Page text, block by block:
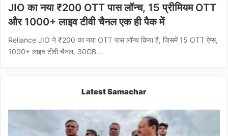
JIO का नया ₹200 OTT पास लॉन्च, 15 प्रीमियम OTT
और 1000+ लाइव टीवी चैनल एक ही पैक में
Reliance JIO ने ₹200 का नया OTT पास लॉन्च किया है, जिसमें 15 OTT ऐप्स,
1000+ लाइव टीवी चैनल, 30GB…
Latest Samachar